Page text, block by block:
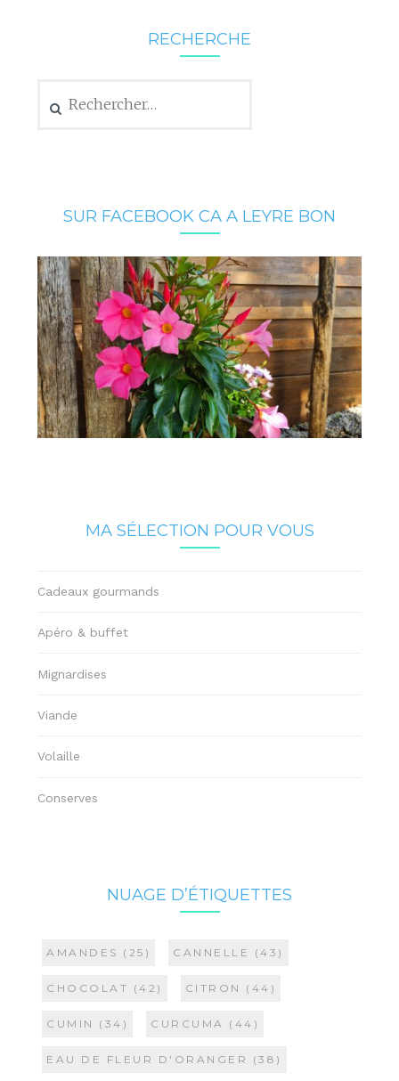
RECHERCHE
SUR FACEBOOK CA A LEYRE BON
MA SÉLECTION POUR VOUS
Cadeaux gourmands
Apéro & buffet
Mignardises
Viande
Volaille
Conserves
NUAGE D’ÉTIQUETTES
AMANDES (25) CANNELLE (43)
CHOCOLAT (42) CITRON (44)
CUMIN (34) CURCUMA (44)
EAU DE FLEUR D'ORANGER (38)